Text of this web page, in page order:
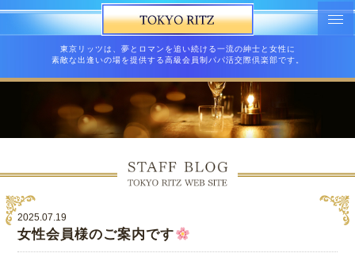
東京リッツは、夢とロマンを追い続ける一流の紳士と女性に
素敵な出逢いの場を提供する高級会員制パパ活交際倶楽部です。
2025.07.19
女性会員様のご案内です